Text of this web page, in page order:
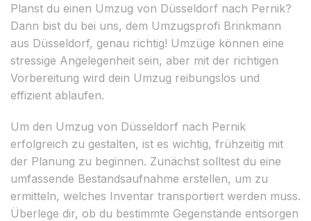
Planst du einen Umzug von Düsseldorf nach Pernik?
Dann bist du bei uns, dem Umzugsprofi Brinkmann
aus Düsseldorf, genau richtig! Umzüge können eine
stressige Angelegenheit sein, aber mit der richtigen
Vorbereitung wird dein Umzug reibungslos und
effizient ablaufen.
Um den Umzug von Düsseldorf nach Pernik
erfolgreich zu gestalten, ist es wichtig, frühzeitig mit
der Planung zu beginnen. Zunächst solltest du eine
umfassende Bestandsaufnahme erstellen, um zu
ermitteln, welches Inventar transportiert werden muss.
Überlege dir, ob du bestimmte Gegenstände entsorgen